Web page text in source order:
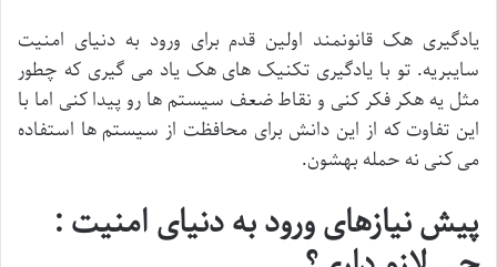
یادگیری هک قانونمند اولین قدم برای ورود به دنیای امنیت
سایبریه. تو با یادگیری تکنیک های هک یاد می گیری که چطور
مثل یه هکر فکر کنی و نقاط ضعف سیستم ها رو پیدا کنی اما با
این تفاوت که از این دانش برای محافظت از سیستم ها استفاده
می کنی نه حمله بهشون.
پیش نیازهای ورود به دنیای امنیت :